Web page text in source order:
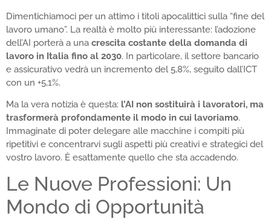
Dimentichiamoci per un attimo i titoli apocalittici sulla “fine del
lavoro umano”. La realtà è molto più interessante: l’adozione
dell’AI porterà a una crescita costante della domanda di
lavoro in Italia fino al 2030. In particolare, il settore bancario
e assicurativo vedrà un incremento del 5,8%, seguito dall’ICT
con un +5,1%.
Ma la vera notizia è questa: l’AI non sostituirà i lavoratori, ma
trasformerà profondamente il modo in cui lavoriamo.
Immaginate di poter delegare alle macchine i compiti più
ripetitivi e concentrarvi sugli aspetti più creativi e strategici del
vostro lavoro. È esattamente quello che sta accadendo.
Le Nuove Professioni: Un
Mondo di Opportunità